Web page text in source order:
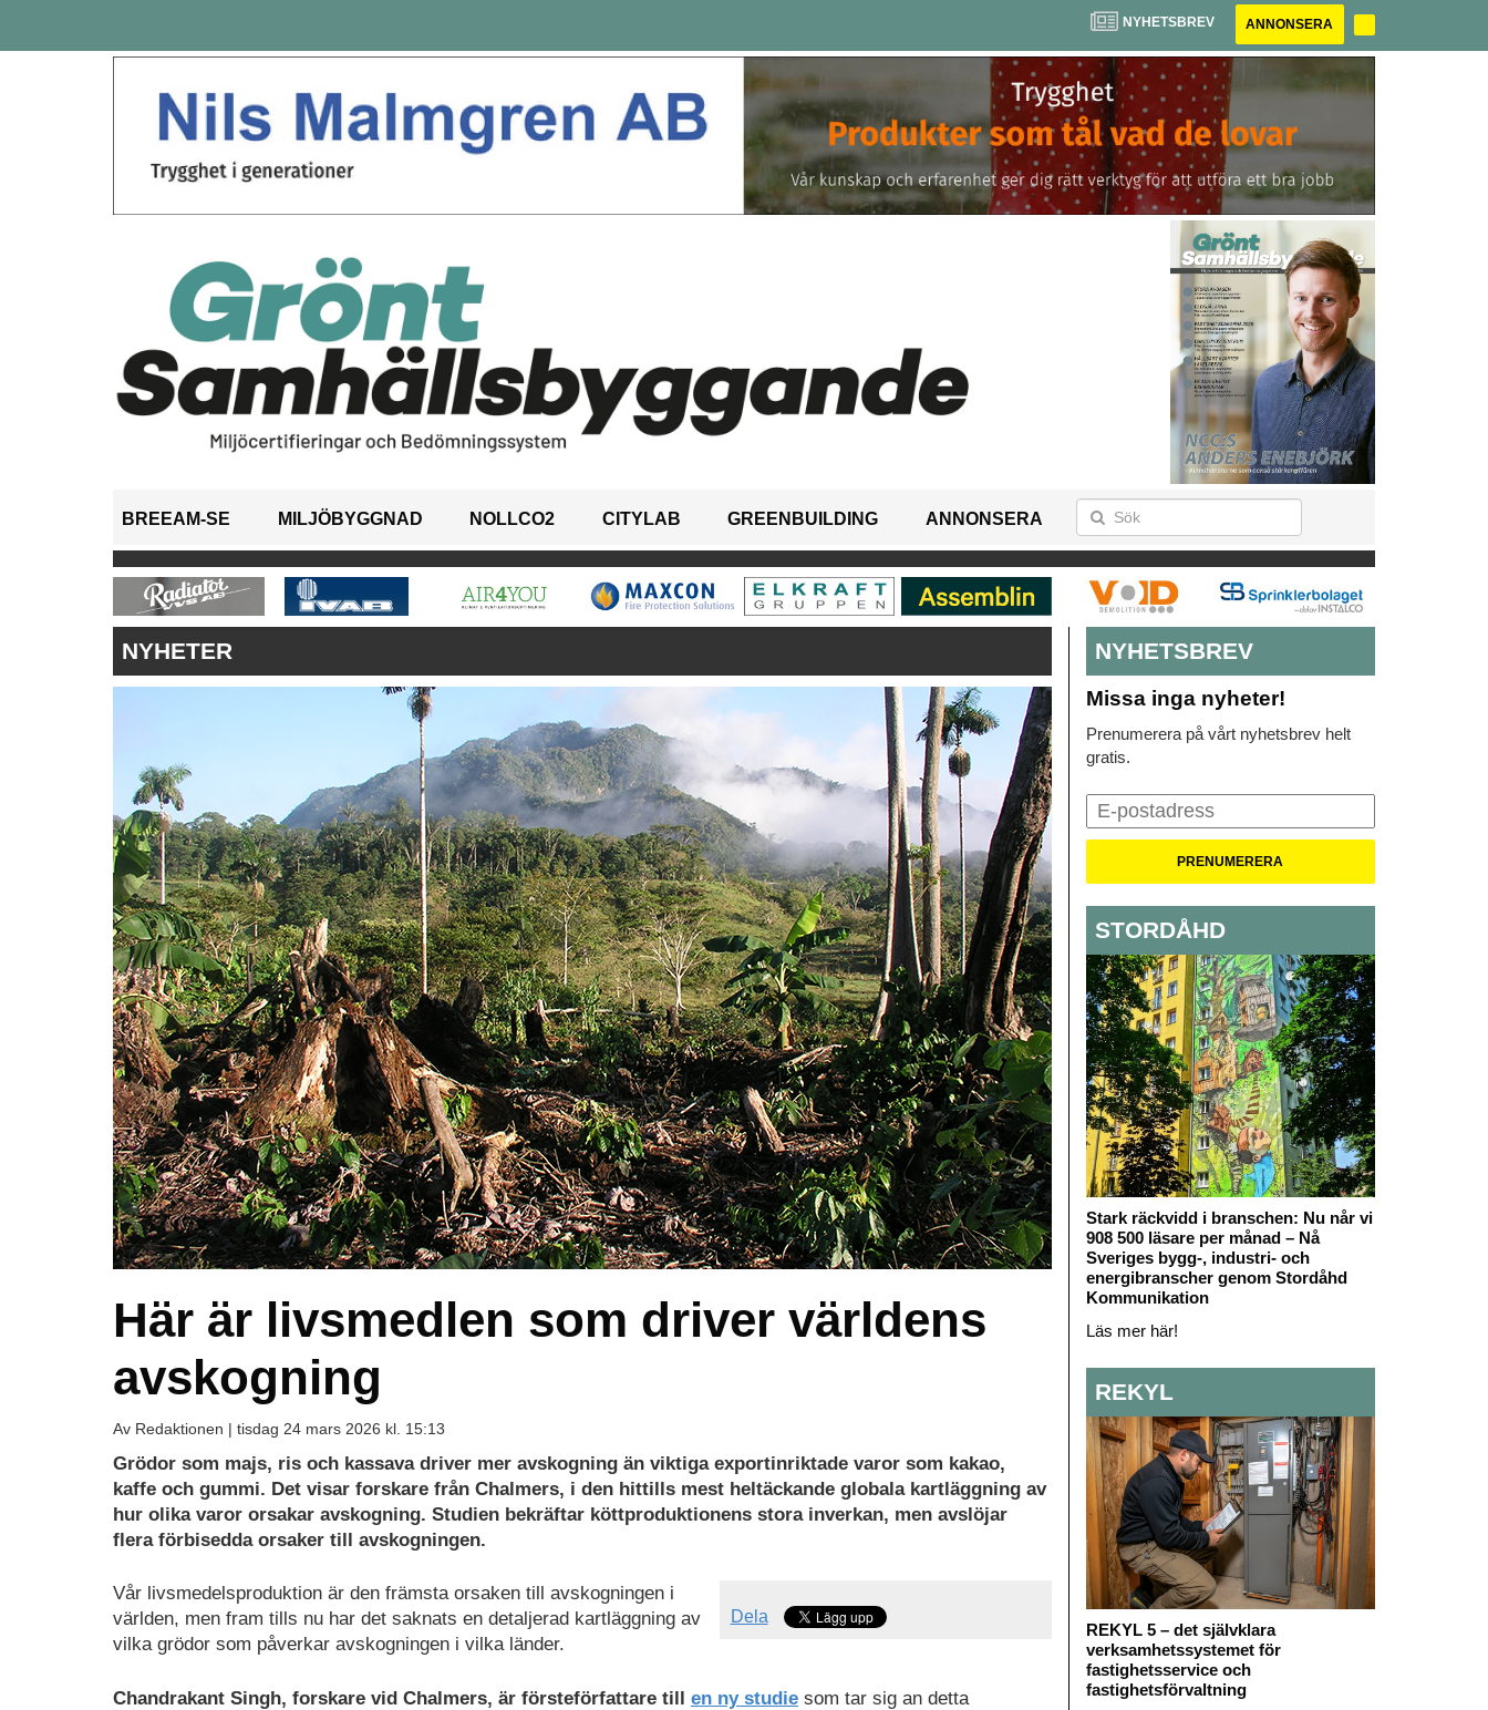
NYHETSBREV ANNONSERA
BREEAM-SE MILJÖBYGGNAD NOLLCO2 CITYLAB GREENBUILDING ANNONSERA
NYHETER
Här är livsmedlen som driver världens
avskogning
Av Redaktionen | tisdag 24 mars 2026 kl. 15:13
Grödor som majs, ris och kassava driver mer avskogning än viktiga exportinriktade varor som kakao,
kaffe och gummi. Det visar forskare från Chalmers, i den hittills mest heltäckande globala kartläggning av
hur olika varor orsakar avskogning. Studien bekräftar köttproduktionens stora inverkan, men avslöjar
flera förbisedda orsaker till avskogningen.
Dela
Vår livsmedelsproduktion är den främsta orsaken till avskogningen i
världen, men fram tills nu har det saknats en detaljerad kartläggning av
vilka grödor som påverkar avskogningen i vilka länder.
Chandrakant Singh, forskare vid Chalmers, är försteförfattare till en ny studie som tar sig an detta
NYHETSBREV
Missa inga nyheter!
Prenumerera på vårt nyhetsbrev helt
gratis.
STORDÅHD
Stark räckvidd i branschen: Nu når vi
908 500 läsare per månad – Nå
Sveriges bygg-, industri- och
energibranscher genom Stordåhd
Kommunikation
Läs mer här!
REKYL
REKYL 5 – det självklara
verksamhetssystemet för
fastighetsservice och
fastighetsförvaltning